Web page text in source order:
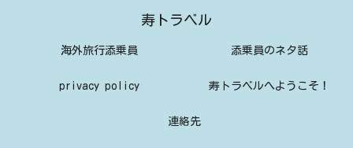
寿トラベル
海外旅行添乗員 添乗員のネタ話
privacy policy 寿トラベルへようこそ！
連絡先